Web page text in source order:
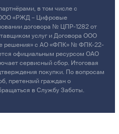
в том числе с
«РЖД – Цифровые
договора № ЦПР-1282 от
услуг и Договора ООО
решения» с АО «ФПК» № ФПК-22-
официальным ресурсом ОАО
сервисный сбор. Итоговая
покупки. По вопросам
претензий граждан о
в Службу Заботы.